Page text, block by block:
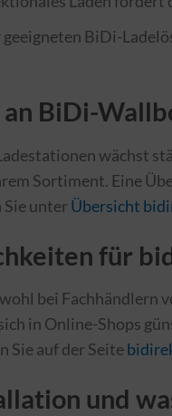
BiDi-
BiDi-
wächst
Sortiment. Eine
unterÜbersicht
für
bei Fachhändlern
in Online-Shops
Sie auf der Seite
und